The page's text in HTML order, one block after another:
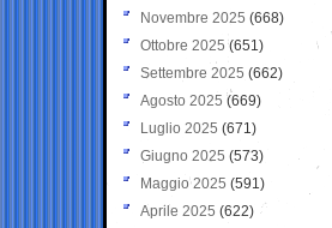
Novembre 2025 (668)
Ottobre 2025 (651)
Settembre 2025 (662)
Agosto 2025 (669)
Luglio 2025 (671)
Giugno 2025 (573)
Maggio 2025 (591)
Aprile 2025 (622)